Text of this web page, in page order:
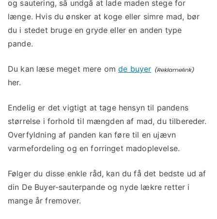
og sautering, så undgå at lade maden stege for
længe. Hvis du ønsker at koge eller simre mad, bør
du i stedet bruge en gryde eller en anden type
pande.
Du kan læse meget mere omde buyer
her.
Endelig er det vigtigt at tage hensyn til pandens
størrelse i forhold til mængden af mad, du tilbereder.
Overfyldning af panden kan føre til en ujævn
varmefordeling og en forringet madoplevelse.
Følger du disse enkle råd, kan du få det bedste ud af
din De Buyer-sauterpande og nyde lækre retter i
mange år fremover.